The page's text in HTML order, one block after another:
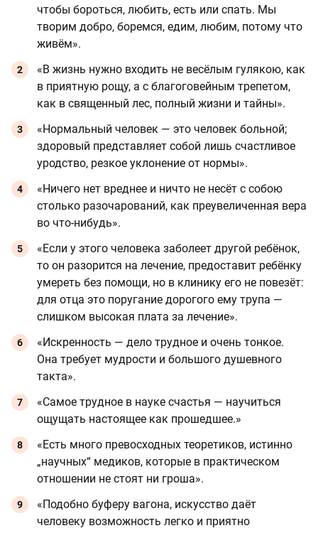
чтобы бороться, любить, есть или спать. Мы
творим добро, боремся, едим, любим, потому что
живём».
«В жизнь нужно входить не весёлым гулякою, как
в приятную рощу, а с благоговейным трепетом,
как в священный лес, полный жизни и тайны».
«Нормальный человек — это человек больной;
здоровый представляет собой лишь счастливое
уродство, резкое уклонение от нормы».
«Ничего нет вреднее и ничто не несёт с собою
столько разочарований, как преувеличенная вера
во что-нибудь».
«Если у этого человека заболеет другой ребёнок,
то он разорится на лечение, предоставит ребёнку
умереть без помощи, но в клинику его не повезёт:
для отца это поругание дорогого ему трупа —
слишком высокая плата за лечение».
«Искренность — дело трудное и очень тонкое.
Она требует мудрости и большого душевного
такта».
«Самое трудное в науке счастья — научиться
ощущать настоящее как прошедшее.»
«Есть много превосходных теоретиков, истинно
„научных“ медиков, которые в практическом
отношении не стоят ни гроша».
«Подобно буферу вагона, искусство даёт
человеку возможность легко и приятно